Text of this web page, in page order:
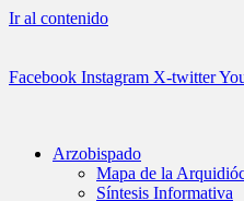
Ir al contenido
Facebook Instagram X-twitter
Arzobispado
Mapa de la
Síntesis Informativa